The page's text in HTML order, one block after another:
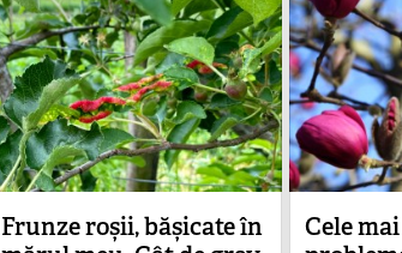
Frunze roșii, bășicate în
Cele